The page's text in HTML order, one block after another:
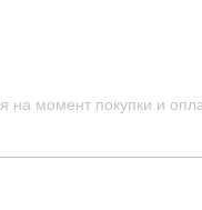
на момент покупки и